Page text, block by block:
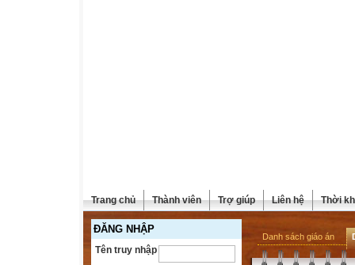
Trang chủ Thành viên Trợ giúp Liên hệ Thời
ĐĂNG NHẬP
Tên truy nhập
Danh sách giáo án